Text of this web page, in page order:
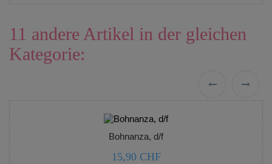
11 andere Artikel in der gleichen
Kategorie:
  
Bohnanza, d/f
15,90 CHF
‹ ›